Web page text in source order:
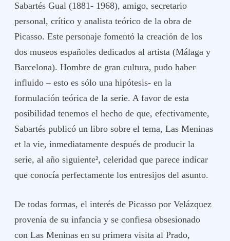
Sabartés Gual (1881- 1968), amigo, secretario
personal, crítico y analista teórico de la obra de
Picasso. Este personaje fomentó la creación de los
dos museos españoles dedicados al artista (Málaga y
Barcelona). Hombre de gran cultura, pudo haber
influido – esto es sólo una hipótesis- en la
formulación teórica de la serie. A favor de esta
posibilidad tenemos el hecho de que, efectivamente,
Sabartés publicó un libro sobre el tema, Las Meninas
et la vie, inmediatamente después de producir la
serie, al año siguiente², celeridad que parece indicar
que conocía perfectamente los entresijos del asunto.
De todas formas, el interés de Picasso por Velázquez
provenía de su infancia y se confiesa obsesionado
con Las Meninas en su primera visita al Prado,